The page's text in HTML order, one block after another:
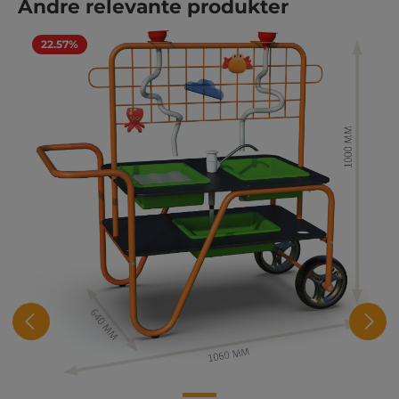
Andre relevante produkter
22.57%